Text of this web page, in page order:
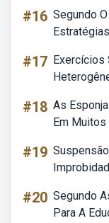
#16 Segundo
#17 Exercícios
#18 As
Em
#19
#20 Segundo
Para A